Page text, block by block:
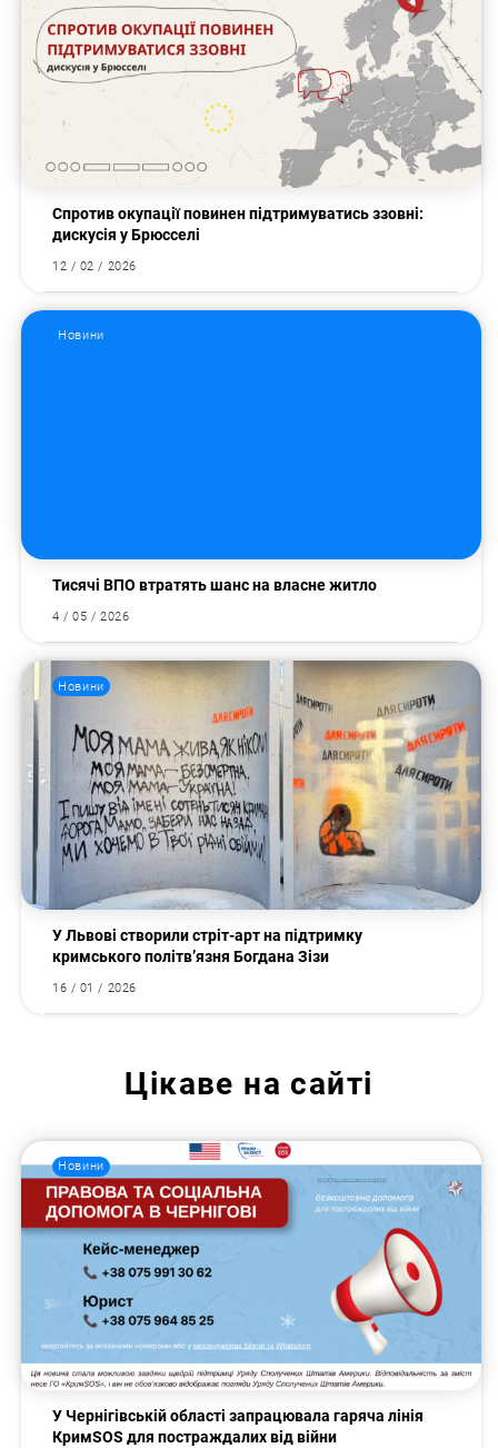
Спротив окупації повинен підтримуватись ззовні:
дискусія у Брюсселі
12 / 02 / 2026
Новини
Тисячі ВПО втратять шанс на власне житло
4 / 05 / 2026
Новини
У Львові створили стріт-арт на підтримку
кримського політв’язня Богдана Зізи
16 / 01 / 2026
Цікаве на сайті
Новини
У Чернігівській області запрацювала гаряча лінія
КримSOS для постраждалих від війни